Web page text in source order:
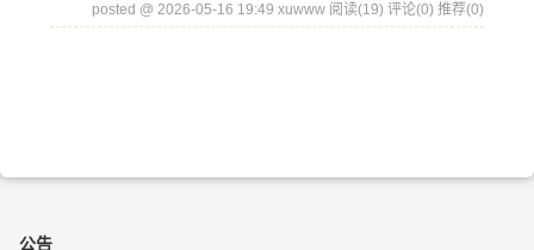
posted @ 2026-05-16 19:49 xuwww 阅读(19) 评论(0) 推荐(0)
公告